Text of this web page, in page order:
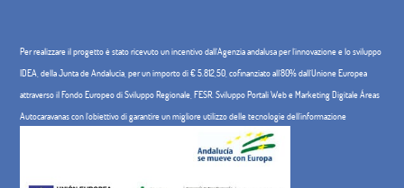
Per realizzare il progetto è stato ricevuto un incentivo dall'Agenzia andalusa per l'innovazione e lo sviluppo
IDEA, della Junta de Andalucía, per un importo di € 5.812,50, cofinanziato all'80% dall'Unione Europea
attraverso il Fondo Europeo di Sviluppo Regionale, FESR. Sviluppo Portali Web e Marketing Digitale Áreas
Autocaravanas con l'obiettivo di garantire un migliore utilizzo delle tecnologie dell'informazione